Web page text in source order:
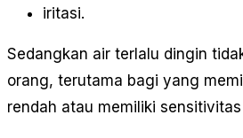
iritasi.
Sedangkan air terlalu dingin
orang, terutama bagi yang
rendah atau memiliki